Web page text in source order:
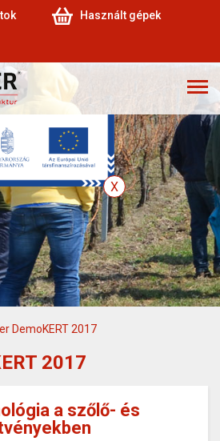
Használt gépek
DemoKERT 2017
2017
a szőlő- és